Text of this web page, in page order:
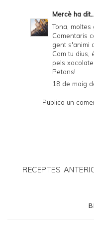
Mercè ha
Tona, moltes
Comentaris
gent s'animi
Com tu dius,
pels
Petons!
18 de maig
Publica un
RECEPTES